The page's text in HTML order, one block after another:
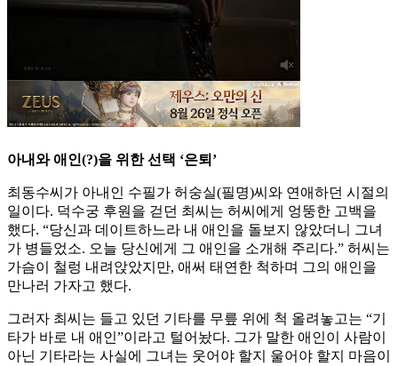
아내와 애인(?)을 위한 선택 ‘은퇴’
최동수씨가 아내인 수필가 허숭실(필명)씨와 연애하던 시절의
일이다. 덕수궁 후원을 걷던 최씨는 허씨에게 엉뚱한 고백을
했다. “당신과 데이트하느라 내 애인을 돌보지 않았더니 그녀
가 병들었소. 오늘 당신에게 그 애인을 소개해 주리다.” 허씨는
가슴이 철렁 내려앉았지만, 애써 태연한 척하며 그의 애인을
만나러 가자고 했다.
그러자 최씨는 들고 있던 기타를 무릎 위에 척 올려놓고는 “기
타가 바로 내 애인”이라고 털어놨다. 그가 말한 애인이 사람이
아닌 기타라는 사실에 그녀는 웃어야 할지 울어야 할지 마음이